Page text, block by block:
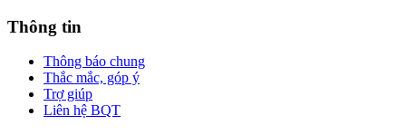
Thông tin
Thông báo chung
Thắc mắc, góp ý
Trợ giúp
Liên hệ BQT